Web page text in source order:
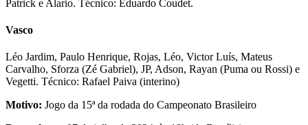
Patrick e Alario. Técnico: Eduardo Coudet.
Vasco
Léo Jardim, Paulo Henrique, Rojas, Léo, Victor Luís, Mateus
Carvalho, Sforza (Zé Gabriel), JP, Adson, Rayan (Puma ou Rossi) e
Vegetti. Técnico: Rafael Paiva (interino)
Motivo: Jogo da 15ª da rodada do Campeonato Brasileiro